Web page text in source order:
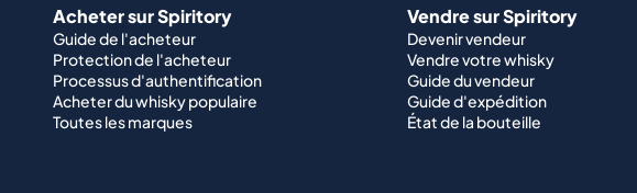
Acheter sur Spiritory
Guide de l'acheteur
Protection de l'acheteur
Processus d'authentification
Acheter du whisky populaire
Toutes les marques
Vendre sur Spiritory
Devenir vendeur
Vendre votre whisky
Guide du vendeur
Guide d'expédition
État de la bouteille